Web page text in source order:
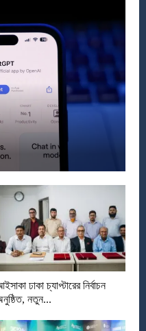
ঢাকা চ্যাপ্টারের নির্বাচন
নতুন...